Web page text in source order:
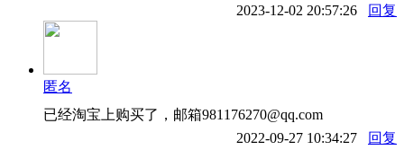
2023-12-02 20:57:26
回复
匿名
已经淘宝上购买了，邮箱981176270@qq.com
2022-09-27 10:34:27
回复